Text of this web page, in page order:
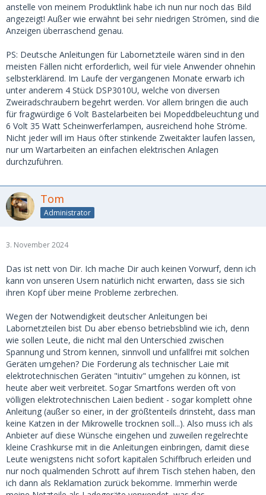
anstelle von meinem Produktlink habe ich nun nur noch das Bild
angezeigt! Außer wie erwähnt bei sehr niedrigen Strömen, sind die
Anzeigen überraschend genau.
PS: Deutsche Anleitungen für Labornetzteile wären sind in den
meisten Fällen nicht erforderlich, weil für viele Anwender ohnehin
selbsterklärend. Im Laufe der vergangenen Monate erwarb ich
unter anderem 4 Stück DSP3010U, welche von diversen
Zweiradschraubern begehrt werden. Vor allem bringen die auch
für fragwürdige 6 Volt Bastelarbeiten bei Mopeddbeleuchtung und
6 Volt 35 Watt Scheinwerferlampen, ausreichend hohe Ströme.
Nicht jeder will im Haus öfter stinkende Zweitakter laufen lassen,
nur um Wartarbeiten an einfachen elektrischen Anlagen
durchzuführen.
Tom
Administrator
3. November 2024
Das ist nett von Dir. Ich mache Dir auch keinen Vorwurf, denn ich
kann von unseren Usern natürlich nicht erwarten, dass sie sich
ihren Kopf über meine Probleme zerbrechen.
Wegen der Notwendigkeit deutscher Anleitungen bei
Labornetzteilen bist Du aber ebenso betriebsblind wie ich, denn
wie sollen Leute, die nicht mal den Unterschied zwischen
Spannung und Strom kennen, sinnvoll und unfallfrei mit solchen
Geräten umgehen? Die Forderung als technischer Laie mit
elektrotechnischen Geräten "intuitiv" umgehen zu können, ist
heute aber weit verbreitet. Sogar Smartfons werden oft von
völligen elektrotechnischen Laien bedient - sogar komplett ohne
Anleitung (außer so einer, in der größtenteils drinsteht, dass man
keine Katzen in der Mikrowelle trocknen soll...). Also muss ich als
Anbieter auf diese Wünsche eingehen und zuweilen regelrechte
kleine Crashkurse mit in die Anleitungen einbringen, damit diese
Leute wenigstens nicht sofort kapitalen Schiffbruch erleiden und
nur noch qualmenden Schrott auf ihrem Tisch stehen haben, den
ich dann als Reklamation zurück bekomme. Immerhin werde